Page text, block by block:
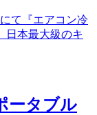
て『エアコン冷
日本最大級のキ
ータブル